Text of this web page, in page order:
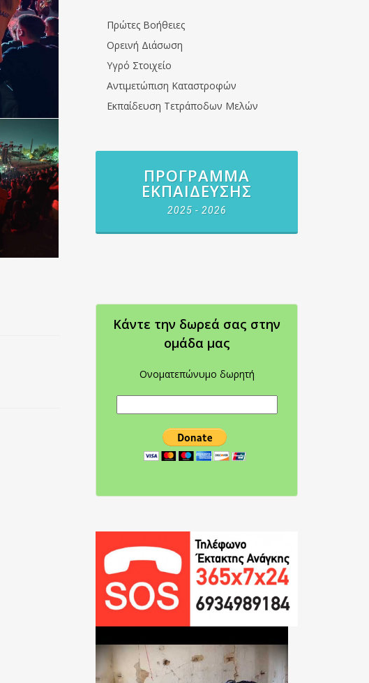
Πρώτες Βοήθειες
Ορεινή Διάσωση
Υγρό Στοιχείο
Αντιμετώπιση Καταστροφών
Εκπαίδευση Τετράποδων Μελών
ΠΡΌΓΡΑΜΜΑ
ΕΚΠΑΊΔΕΥΣΗΣ
2025 - 2026
Κάντε την δωρεά σας στην
oμάδα μας
Ονοματεπώνυμο δωρητή